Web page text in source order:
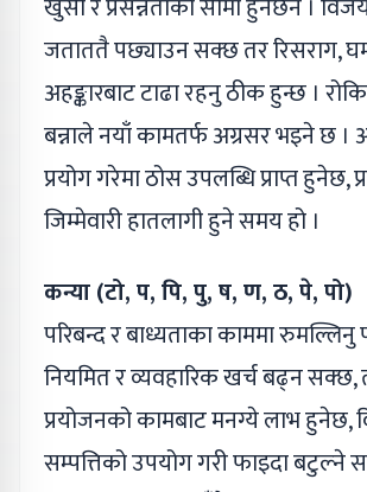
खुसी र प्रसन्नताको सीमा हुनेछैन ।
जताततै पछ्याउन सक्छ तर रिसराग,
अहङ्कारबाट टाढा रहनु ठीक हुन्छ ।
बन्नाले नयाँ कामतर्फ अग्रसर भइने छ
प्रयोग गरेमा ठोस उपलब्धि प्राप्त हुनेछ,
जिम्मेवारी हातलागी हुने समय हो ।
कन्या (टो, प, पि, पु, ष, ण, ठ, पे, पो)
परिबन्द र बाध्यताका काममा रुमल्लिनु
नियमित र व्यवहारिक खर्च बढ्न
प्रयोजनको कामबाट मनग्ये लाभ हुनेछ,
सम्पत्तिको उपयोग गरी फाइदा बटुल्ने